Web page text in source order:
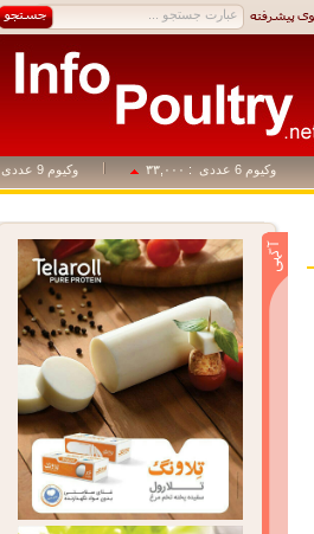
وکیوم 6 عددی : ۳۳,۰۰۰ وکیوم 9 عددی : ۴۹,۵۰۰